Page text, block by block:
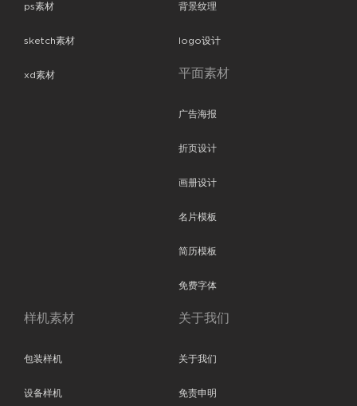
ps素材
sketch素材
xd素材
背景纹理
logo设计
平面素材
广告海报
折页设计
画册设计
名片模板
简历模板
免费字体
样机素材
包装样机
设备样机
关于我们
关于我们
免责申明